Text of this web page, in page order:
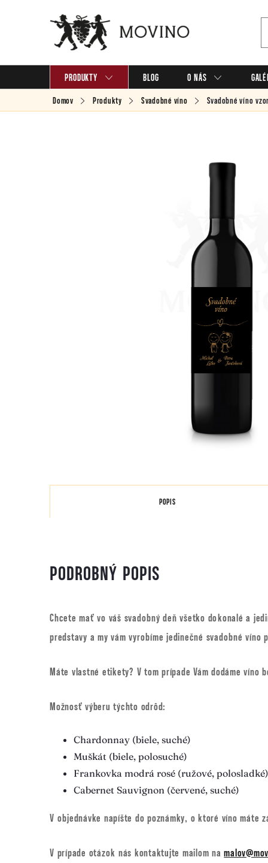
PRODUKTY BLOG O NÁS
Domov Produkty Svadobné víno Svadobné víno
POPIS
PODROBNÝ POPIS
Chcete mať vo váš svadobný deň všetko dokonalé a
predstavy a my vám vyrobíme jedinečné svadobné
Máte vlastné etikety? V tom prípade Vám dodáme víno
Možnosť výberu týchto odrôd:
Chardonnay (biele, suché)
Muškát (biele, polosuché)
Frankovka modrá rosé (ružové, polosladké)
Cabernet Sauvignon (červené, suché)
V objednávke napíšte do poznámky, o ktoré víno máte
V prípade otázok nás kontaktujte mailom na